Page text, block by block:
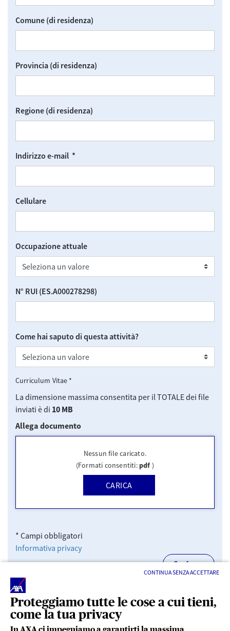
Proteggiamo tutte le cose a cui tieni,
come la tua privacy
CONTINUA SENZA ACCETTARE
Advanced Web Form Display
Comune (di residenza)
Advanced Web Form Display
Provincia (di residenza)
Advanced Web Form Display
Regione (di residenza)
Advanced Web Form Display
Indirizzo e-mail *
Advanced Web Form Display
Cellulare
Advanced Web Form Display
Occupazione attuale
Advanced Web Form Display
N° RUI (ES.A000278298)
Advanced Web Form Display
Come hai saputo di questa attività?
Curriculum Vitae *
La dimensione massima consentita per il TOTALE dei file
inviati è di 10 MB
Allega documento
Nessun file caricato.
(Formati consentiti: pdf )
CARICA
Advanced Web Form Display
* Campi obbligatori
Informativa privacy
Advanced Web Form Display Conferma